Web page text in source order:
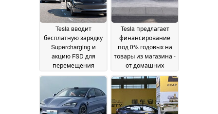
15 November 2024
Tesla вводит
бесплатную зарядку
Supercharging и
акцию FSD для
перемещения
запасов в конце года
Tesla предлагает
финансирование
под 0% годовых на
товары из магазина -
от домашних
зарядных устройств
до кибергрузовика
14 November
2024